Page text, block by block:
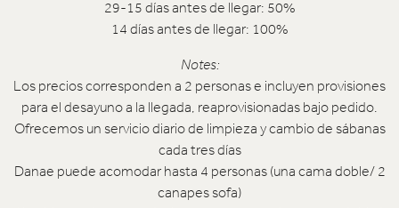
29-15 días antes de llegar: 50%
14 días antes de llegar: 100%
Notes:
Los precios corresponden a 2 personas e incluyen provisiones
para el desayuno a la llegada, reaprovisionadas bajo pedido.
Ofrecemos un servicio diario de limpieza y cambio de sábanas
cada tres días
Danae puede acomodar hasta 4 personas (una cama doble/ 2
canapes sofa)